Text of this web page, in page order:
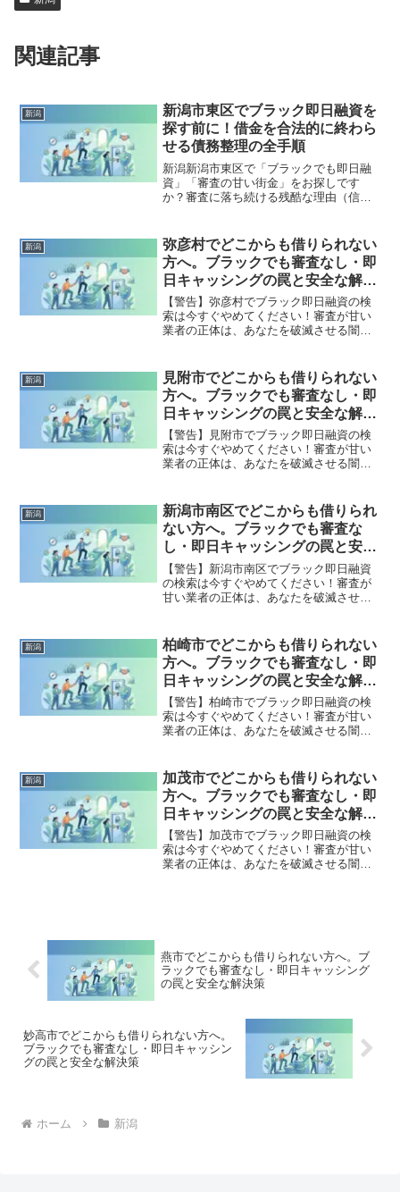
関連記事
新潟
新潟市東区でブラック即日融資を
探す前に！借金を合法的に終わら
せる債務整理の全手順
新潟新潟市東区で「ブラックでも即日融
資」「審査の甘い街金」をお探しです
か？審査に落ち続ける残酷な理由（信用
まで徹底解説。多重債務の地獄から抜け
出し、合法的に借金を減額・免除する
「債務整理」の正しい知識と、今すぐ督
促を止める無料相談窓口をご案内しま
す。
新潟
弥彦村でどこからも借りられない
方へ。ブラックでも審査なし・即
日キャッシングの罠と安全な解決
策
【警告】弥彦村でブラック即日融資の検
索は今すぐやめてください！審査が甘い
業者の正体は、あなたを破滅させる闇金
村で違法業者を避け、借金地獄から抜け
出した方々の実体験と確実な解決策を完
全公開。
新潟
見附市でどこからも借りられない
方へ。ブラックでも審査なし・即
日キャッシングの罠と安全な解決
策
【警告】見附市でブラック即日融資の検
索は今すぐやめてください！審査が甘い
業者の正体は、あなたを破滅させる闇金
市で違法業者を避け、借金地獄から抜け
出した方々の実体験と確実な解決策を完
全公開。
新潟
新潟市南区でどこからも借りられ
ない方へ。ブラックでも審査な
し・即日キャッシングの罠と安全
な解決策
【警告】新潟市南区でブラック即日融資
の検索は今すぐやめてください！審査が
甘い業者の正体は、あなたを破滅させる
新潟市南区で違法業者を避け、借金地獄
から抜け出した方々の実体験と確実な解
決策を完全公開。
新潟
柏崎市でどこからも借りられない
方へ。ブラックでも審査なし・即
日キャッシングの罠と安全な解決
策
【警告】柏崎市でブラック即日融資の検
索は今すぐやめてください！審査が甘い
業者の正体は、あなたを破滅させる闇金
市で違法業者を避け、借金地獄から抜け
出した方々の実体験と確実な解決策を完
全公開。
新潟
加茂市でどこからも借りられない
方へ。ブラックでも審査なし・即
日キャッシングの罠と安全な解決
策
【警告】加茂市でブラック即日融資の検
索は今すぐやめてください！審査が甘い
業者の正体は、あなたを破滅させる闇金
燕市でどこからも借りられない方へ。ブ
ラックでも審査なし・即日キャッシング
の罠と安全な解決策
妙高市でどこからも借りられない方へ。
ブラックでも審査なし・即日キャッシン
グの罠と安全な解決策
ホーム 新潟